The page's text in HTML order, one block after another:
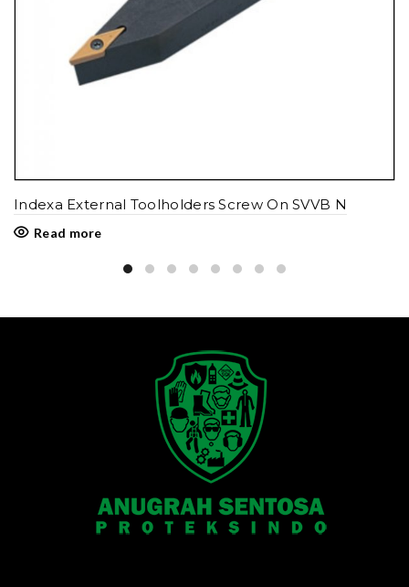
Indexa External Toolholders Screw On SVVB N
Read more